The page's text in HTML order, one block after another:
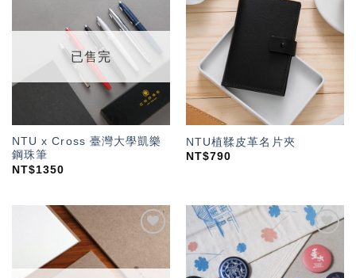
望輕
已售完
NTU x Cross 臺灣大學凱樂
鋼珠筆
NT$1350
加入
「願
望輕
單」
NTU植鞣皮革名片夾
NT$790
望輕
加入
「願
望輕